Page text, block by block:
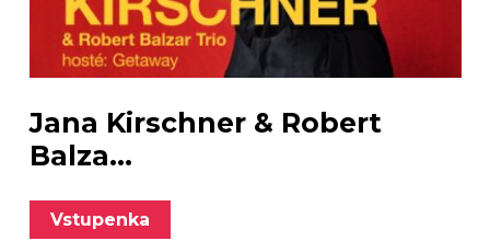
Jana Kirschner & Robert
Balza...
Vstupenka